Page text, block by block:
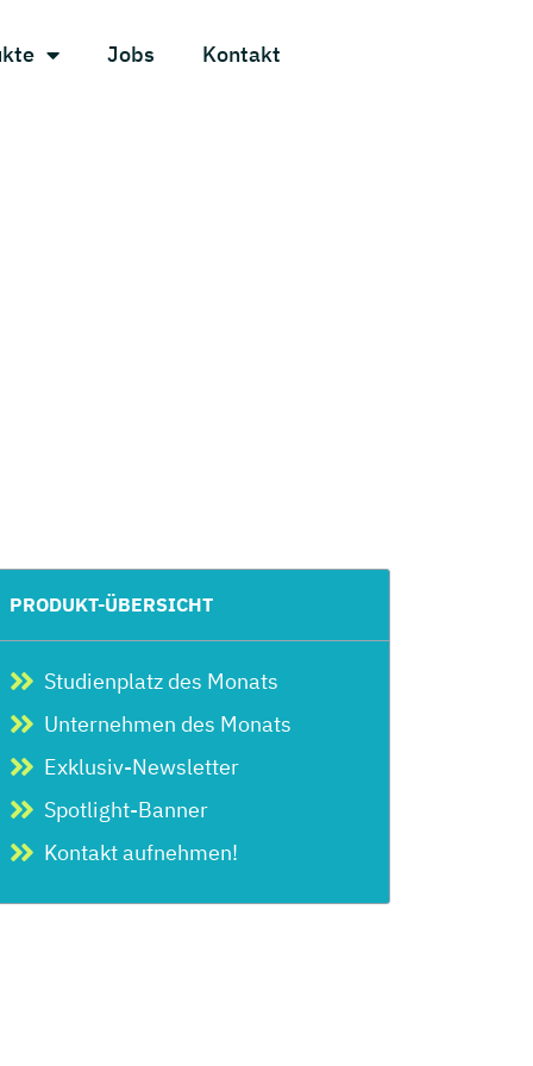
Jobs Kontakt
PRODUKT-ÜBERSICHT
Studienplatz des Monats
Unternehmen des Monats
Exklusiv-Newsletter
Spotlight-Banner
Kontakt aufnehmen!